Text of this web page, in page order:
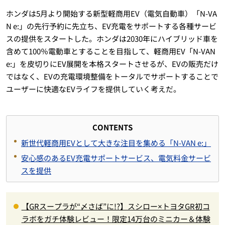
ホンダは5月より開始する新型軽商用EV（電気自動車）「N-VA
N e:」の先行予約に先立ち、EV充電をサポートする各種サービ
スの提供をスタートした。ホンダは2030年にハイブリッド車を
含めて100％電動車とすることを目指して、軽商用EV「N-VAN
e:」を皮切りにEV展開を本格スタートさせるが、EVの販売だけ
ではなく、EVの充電環境整備をトータルでサポートすることで
ユーザーに快適なEVライフを提供していく考えだ。
CONTENTS
新世代軽商用EVとして大きな注目を集める「N-VAN e:」
安心感のあるEV充電サポートサービス、電気料金サービ
スを提供
【GRスープラが“〆さば”に!?】スシロー×トヨタGR初コ
ラボをガチ体験レビュー！限定14万台のミニカー＆体験